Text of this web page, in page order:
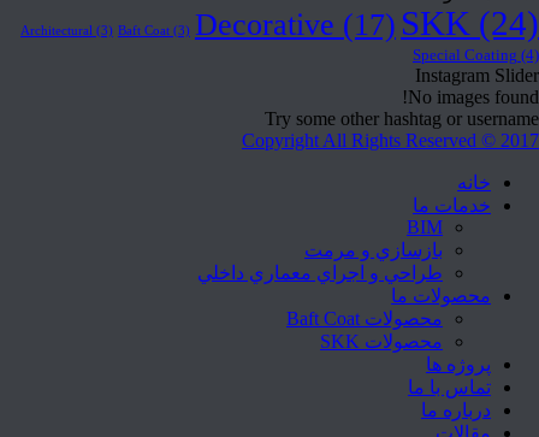
Architectural (3) Baft Coat (3) Decorative (17) SKK (24)
Special Coating (4)
Instagram Slider
No images found!
Try some other hashtag or username
Copyright All Rights Reserved © 2017
خانه
خدمات ما
BIM
بازسازي و مرمت
طراحي و اجراي معماري داخلي
محصولات ما
محصولات Baft Coat
محصولات SKK
پروژه ها
تماس با ما
درباره ما
مقالات